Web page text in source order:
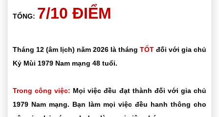
TỔNG: 7/10 ĐIỂM
Tháng 12 (âm lịch) năm 2026 là tháng TỐT đối với gia chủ
Kỷ Mùi 1979 Nam mạng 48 tuổi.
Trong công việc: Mọi việc đều đạt thành đối với gia chủ
1979 Nam mạng. Bạn làm mọi việc đều hanh thông cho